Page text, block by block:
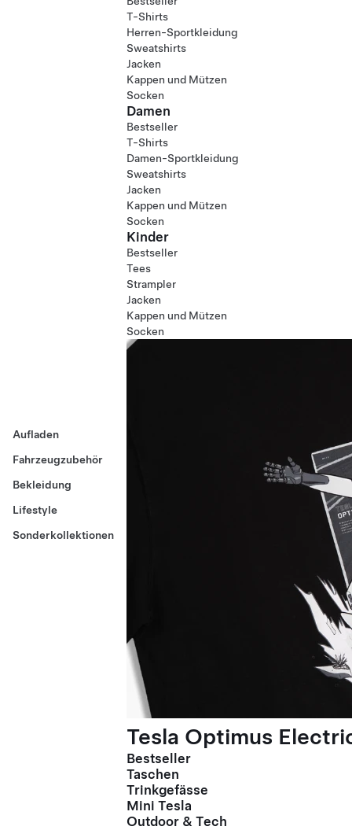
Aufladen
Fahrzeugzubehör
Bekleidung
Lifestyle
Sonderkollektionen
T-Shirts
Herren-Sportkleidung
Sweatshirts
Jacken
Kappen und Mützen
Socken
Damen
Bestseller
T-Shirts
Damen-Sportkleidung
Sweatshirts
Jacken
Kappen und Mützen
Socken
Kinder
Bestseller
Tees
Strampler
Jacken
Kappen und Mützen
Socken
Tesla Optimus
Bestseller
Taschen
Trinkgefässe
Mini Tesla
Outdoor & Tech